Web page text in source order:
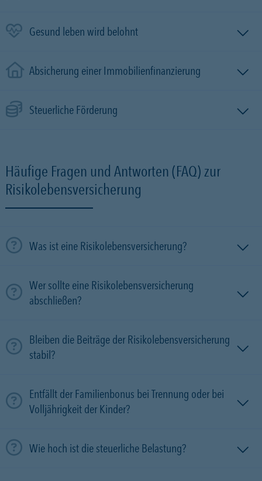
Gesund leben wird belohnt
Absicherung einer Immobilien­finanzierung
Steuerliche Förderung
Häufige Fragen und Antworten (FAQ) zur
Risikolebensversicherung
Was ist eine Risikolebensversicherung?
Wer sollte eine Risikolebensversicherung
abschließen?
Bleiben die Beiträge der Risikolebensversicherung
stabil?
Entfällt der Familienbonus bei Trennung oder bei
Volljährigkeit der Kinder?
Wie hoch ist die steuerliche Belastung?